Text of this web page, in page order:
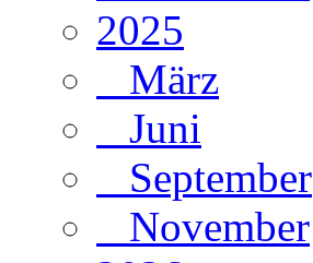
2025
März
Juni
September
November